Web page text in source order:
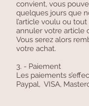
convient, vous
quelques jours que
l’article voulu ou
annuler votre article
Vous serez alors
votre achat.
3. - Paiement
Les paiements
Paypal, VISA,